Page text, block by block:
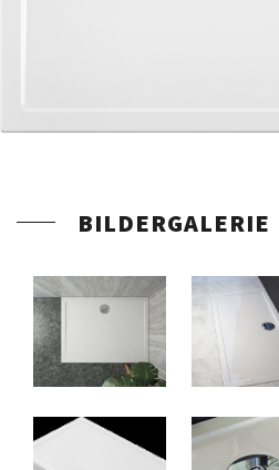
BILDERGALERIE